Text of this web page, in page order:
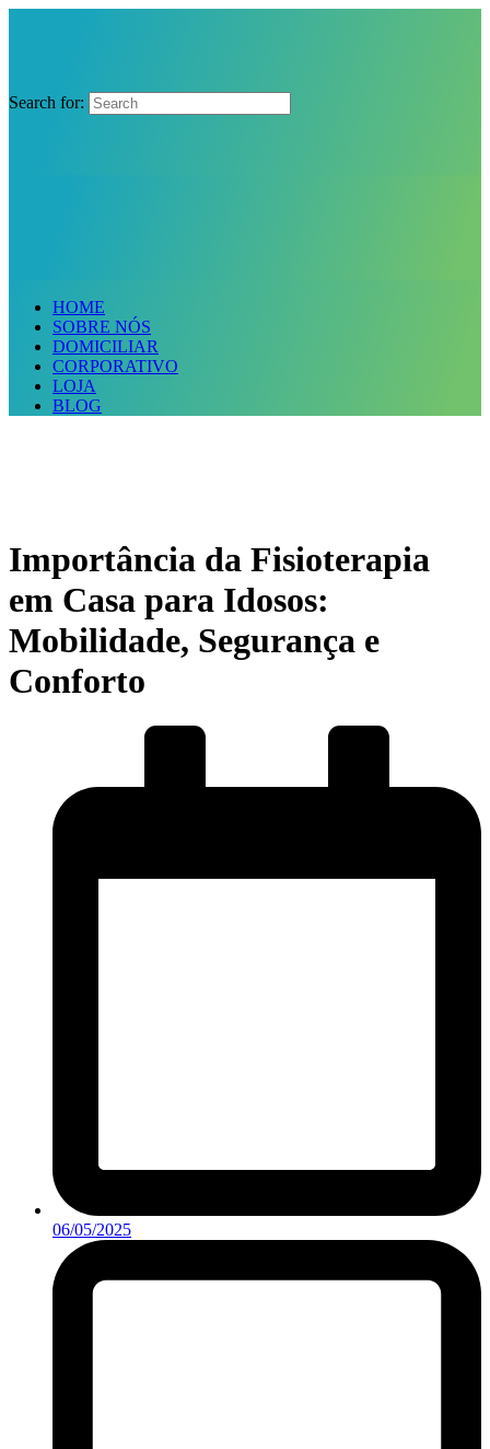
Search for:
HOME
SOBRE NÓS
DOMICILIAR
CORPORATIVO
LOJA
BLOG
Importância da Fisioterapia
em Casa para Idosos:
Mobilidade, Segurança e
Conforto
06/05/2025